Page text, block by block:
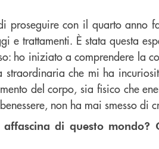
con il quarto anno
e trattamenti. È stata questa
ho iniziato a comprendere la
che mi ha
del corpo, sia fisico che
non ha mai smesso di
di questo mondo?